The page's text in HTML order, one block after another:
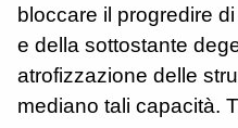
bloccare il progredire
e della sottostante
atrofizzazione delle
mediano tali capacità.